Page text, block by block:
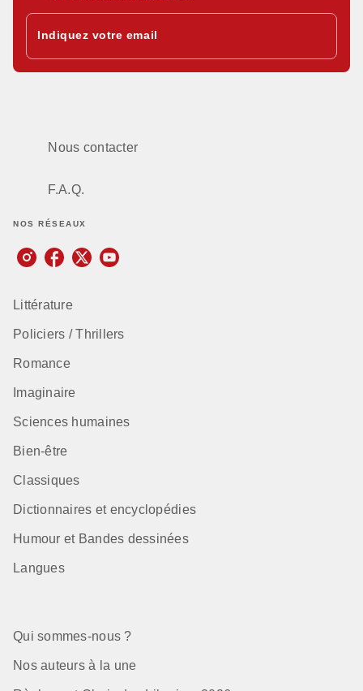
Indiquez votre email
Nous contacter
F.A.Q.
NOS RÉSEAUX
Littérature
Policiers / Thrillers
Romance
Imaginaire
Sciences humaines
Bien-être
Classiques
Dictionnaires et encyclopédies
Humour et Bandes dessinées
Langues
Qui sommes-nous ?
Nos auteurs à la une